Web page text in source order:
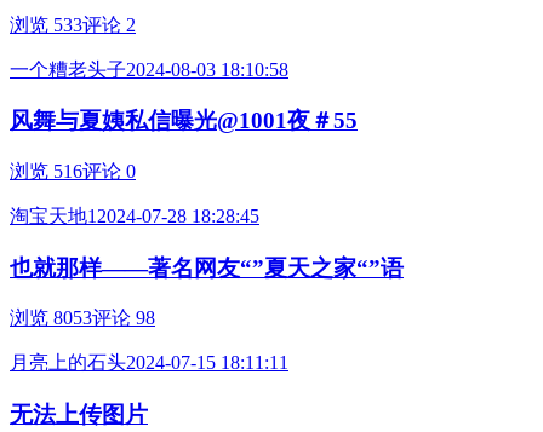
浏览 533评论 2
一个糟老头子2024-08-03 18:10:58
风舞与夏姨私信曝光@1001夜＃55
浏览 516评论 0
淘宝天地1 2024-07-28 18:28:45
也就那样——著名网友“”夏天之家“”语
浏览 8053评论 98
月亮上的石头2024-07-15 18:11:11
无法上传图片